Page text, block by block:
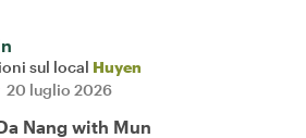
sul local Huyen
20 luglio 2026
Nang with Mun